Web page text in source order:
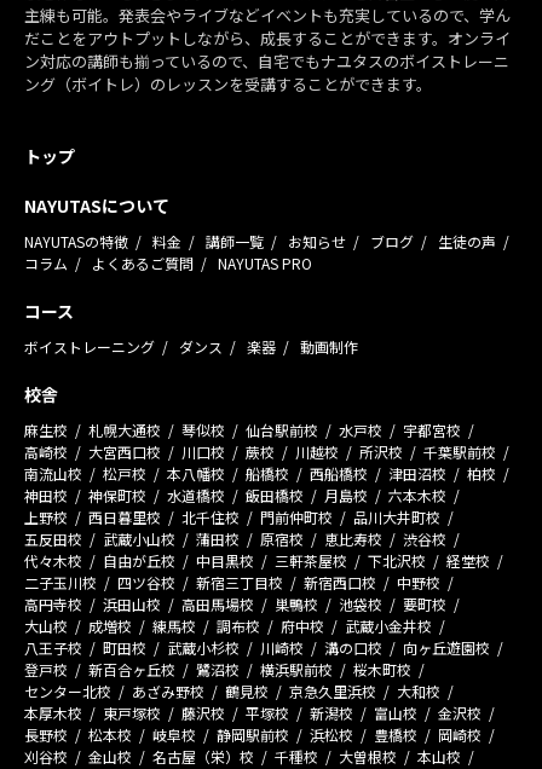
主練も可能。発表会やライブなどイベントも充実しているので、学ん
だことをアウトプットしながら、成長することができます。オンライ
ン対応の講師も揃っているので、自宅でもナユタスのボイストレーニ
ング（ボイトレ）のレッスンを受講することができます。
トップ
NAYUTASについて
NAYUTASの特徴 料金 講師一覧 お知らせ ブログ
生徒の声
コラム
よくあるご質問 NAYUTAS PRO
コース
ボイストレーニング ダンス 楽器 動画制作
校舎
麻生校 札幌大通校 琴似校 仙台駅前校 水戸校
宇都宮校
高崎校
大宮西口校 川口校 蕨校 川越校 所沢校
千葉駅前校
南流山校
松戸校 本八幡校 船橋校 西船橋校 津田沼校
柏校
神田校
神保町校 水道橋校 飯田橋校 月島校
六本木校
上野校
西日暮里校 北千住校 門前仲町校
品川大井町校
五反田校
武蔵小山校 蒲田校 原宿校 恵比寿校
渋谷校
代々木校
自由が丘校 中目黒校 三軒茶屋校 下北沢校
経堂校
二子玉川校
四ツ谷校 新宿三丁目校 新宿西口校
中野校
高円寺校
浜田山校 高田馬場校 巣鴨校 池袋校
要町校
大山校
成増校 練馬校 調布校 府中校
武蔵小金井校
八王子校
町田校 武蔵小杉校 川崎校 溝の口校
向ヶ丘遊園校
登戸校
新百合ヶ丘校 鷺沼校 横浜駅前校
桜木町校
センター北校
あざみ野校 鶴見校 京急久里浜校
大和校
本厚木校
東戸塚校 藤沢校 平塚校 新潟校 富山校
金沢校
長野校
松本校 岐阜校 静岡駅前校 浜松校 豊橋校
岡崎校
刈谷校
金山校 名古屋（栄）校 千種校 大曽根校
本山校